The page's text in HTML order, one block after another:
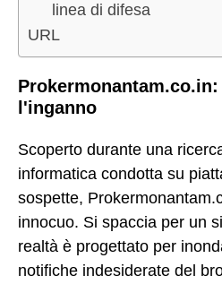
linea di difesa
URL
l'inganno
Scoperto durante una
informatica condotta su
sospette,
innocuo. Si spaccia per un
realtà è progettato per
notifiche indesiderate del